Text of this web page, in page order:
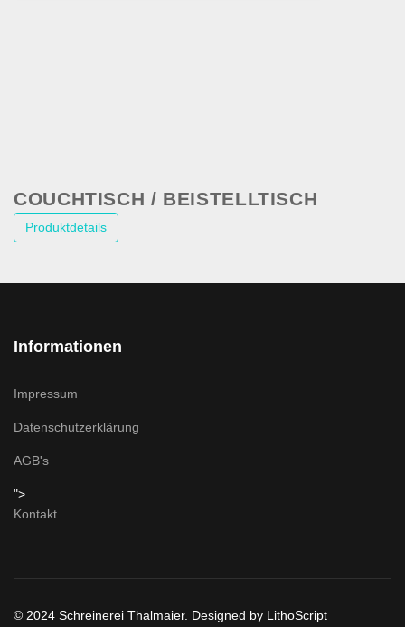
COUCHTISCH / BEISTELLTISCH
Produktdetails
Informationen
Impressum
Datenschutzerklärung
AGB's
">
Kontakt
© 2024 Schreinerei Thalmaier. Designed by LithoScript